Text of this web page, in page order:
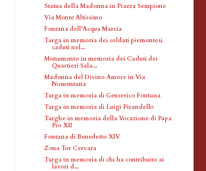
Statua della Madonna in Piazza Sempione
Via Monte Altissimo
Fontana dell'Acqua Marcia
Targa in memoria dei soldati piemontesi
caduti nel...
Monumento in memoria dei Caduti dei
Quartieri Sala...
Madonna del Divino Amore in Via
Nomentana
Targa in memoria di Genserico Fontana
Targa in memoria di Luigi Pirandello
Targhe in memoria della Vocazione di Papa
Pio XII
Fontana di Benedetto XIV
Zona Tor Cervara
Targa in memoria di chi ha contribuito ai
lavori d...